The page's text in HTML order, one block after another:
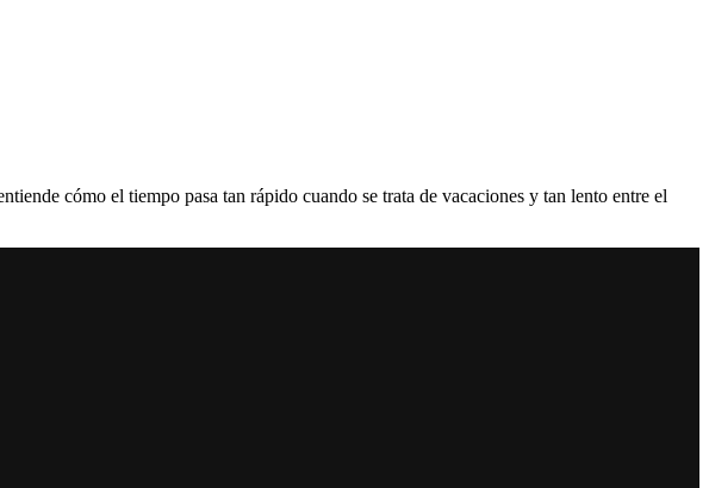
cómo el tiempo pasa tan rápido cuando se trata de vacaciones y tan lento entre el